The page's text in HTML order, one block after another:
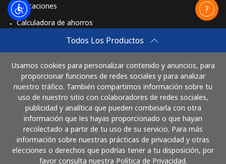
Todos Los Productos
Usamos cookies para personalizar contenido y anuncios, para
proporcionar funciones de redes sociales y para analizar
nuestro tráfico. También compartimos información sobre tu
uso de nuestro sitio con colaboradores de redes sociales,
publicidad y analítica que pueden combinarla con otra
información que les hayas proporcionado o que hayan
recolectado a partir de tu uso de su servicio. Para más
información sobre nuestras prácticas de privacidad y otras
elecciones o derechos que podrías tener a tu disposición, por
favor consulta nuestra Política de Privacidad.
Aplicaciones
Calculadora de ahorros
Comprar
Cómo funciona
Paga con